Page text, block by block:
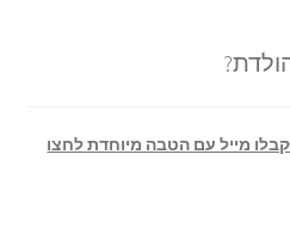
מייל עם הטבה מיוחדת לחצו